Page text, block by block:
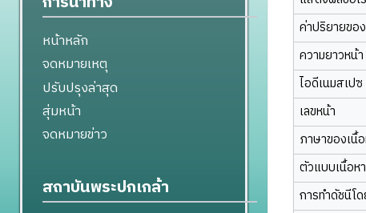
ค่าปริยายขอ
ความยาวหน้
ไอดีเนมสเปซ
เลขหน้า
ภาษาของเนื้
ตัวแบบเนื้อห
การทำดัชนีโ
หน้าหลัก
จดหมายเหตุ
ปรับปรุงล่าสุด
สุ่มหน้า
จดหมายข่าว
สถาบันพระปกเกล้า